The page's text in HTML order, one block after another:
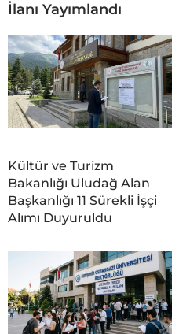
İlanı Yayımlandı
Kültür ve Turizm
Bakanlığı Uludağ Alan
Başkanlığı 11 Sürekli İşçi
Alımı Duyuruldu